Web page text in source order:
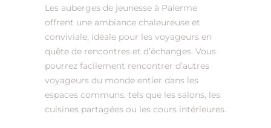
Les auberges de jeunesse à Palerme
offrent une ambiance chaleureuse et
conviviale, idéale pour les voyageurs en
quête de rencontres et d’échanges. Vous
pourrez facilement rencontrer d’autres
voyageurs du monde entier dans les
espaces communs, tels que les salons, les
cuisines partagées ou les cours intérieures.